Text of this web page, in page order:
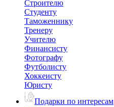
Строителю
Студенту
Таможеннику
Тренеру
Учителю
Финансисту
Фотографу
Футболисту
Хоккеисту
Юристу
Подарки по интересам